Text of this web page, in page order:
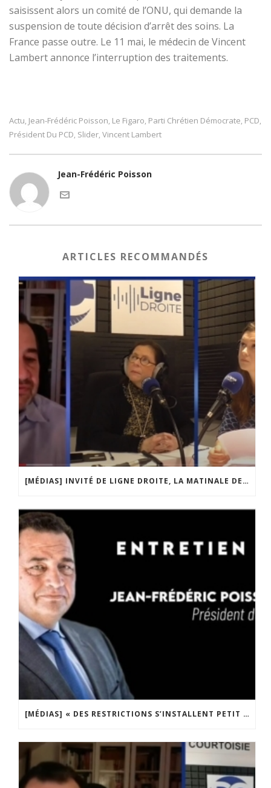
saisissent alors un comité de l’ONU, qui demande la
suspension de toute décision d’arrêt des soins. La
France passe outre. Le 11 mai, le médecin de Vincent
Lambert annonce l’interruption des traitements.
Actu, Jean-Frédéric Poisson, Le Figaro, Parti Chrétien Démocrate, PCD,
Président Du PCD, Slider, Vincent Lambert
Jean-Frédéric Poisson
ARTICLES RECOMMANDÉS
[MÉDIAS] INVITÉ DE LIGNE DROITE, LA MATINALE DE RADIO COURTOISIE
[MÉDIAS] « DES RESTRICTIONS S’INSTALLENT PETIT À PETIT DANS NOTRE PAYS » ENTRETIEN AVEC BOULEVARD VOLTAIRE